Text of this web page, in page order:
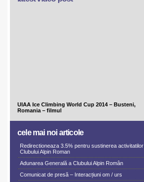
UIAA Ice Climbing World Cup 2014 – Busteni,
Romania – filmul
cele mai noi articole
Redirectioneaza 3.5% pentru sustinerea activitatilor
Clubului Alpin Roman
Adunarea Generală a Clubului Alpin Român
Comunicat de presă – Interacțiuni om / urs